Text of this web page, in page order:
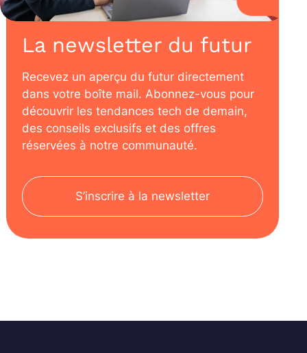
La newsletter du futur
Recevez un aperçu du futur directement
dans votre boîte mail. Abonnez-vous pour
découvrir les tendances tech de demain,
des conseils exclusifs et des offres
réservées à notre communauté.
S’inscrire à la newsletter